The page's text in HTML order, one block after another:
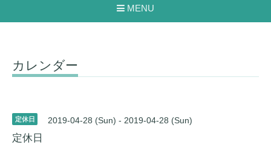
MENU
カレンダー
定休日 2019-04-28 (Sun) - 2019-04-28 (Sun)
定休日